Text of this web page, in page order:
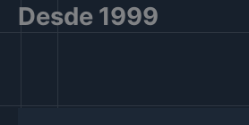
Desde 1999